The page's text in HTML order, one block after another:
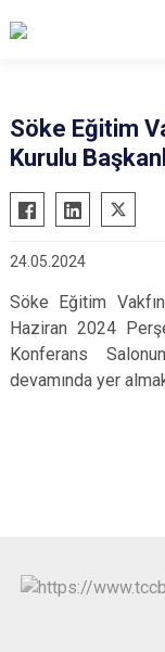
Bozdoğan
Buharkent
Didim
Germencik
İncirliova
Karacasu
Söke Eğitim
Kurulu
24.05.2024
Söke Eğitim
Haziran 2024
Konferans
devamında yer